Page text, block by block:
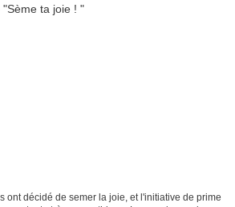
ont décidé de semer la joie, et l'initiative de prime